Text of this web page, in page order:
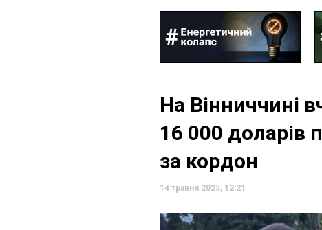
На Вінниччині
16 000 доларів
за кордон
14 травня 2025, 12:21